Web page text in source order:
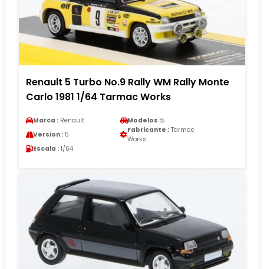
Renault 5 Turbo No.9 Rally WM Rally Monte
Carlo 1981 1/64 Tarmac Works
Marca : Renault Modelos :5
Version : 5
Fabricante : Tarmac
Works
Escala : 1/64